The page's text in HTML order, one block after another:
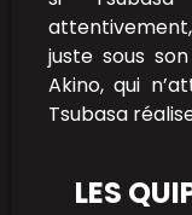
juste sous
Akino, qui
Tsubasa
LES